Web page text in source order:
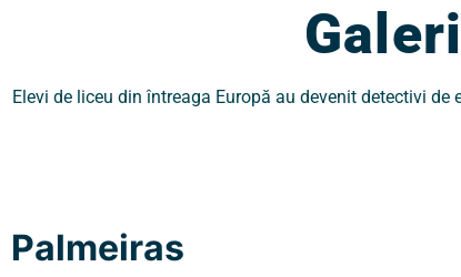
Elevi de liceu din întreaga Europă au devenit detectivi
Palmeiras